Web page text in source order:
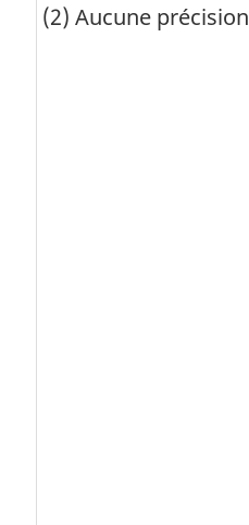
(2) Aucune précision